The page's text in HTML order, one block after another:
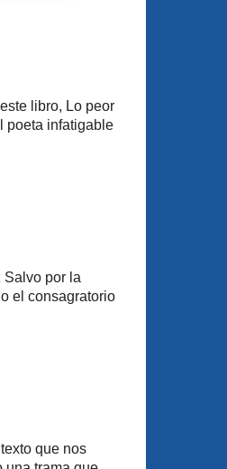
libro, Lo peor
poeta infatigable
Salvo por la
el consagratorio
que nos